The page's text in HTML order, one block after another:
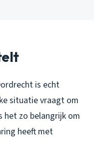
is echt
situatie vraagt om
het zo belangrijk om
heeft met